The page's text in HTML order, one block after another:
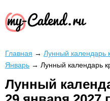
Главная → Лунный календарь
Январь → Лунный календарь
Лунный